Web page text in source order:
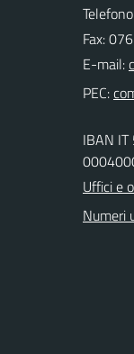
Fax:
E-mail:
PEC:
IBAN
Uffici e
Numeri